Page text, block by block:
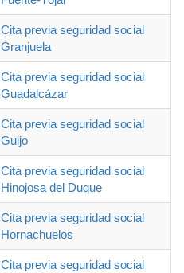
Cita previa seguridad social
Granjuela
Cita previa seguridad social
Guadalcázar
Cita previa seguridad social
Guijo
Cita previa seguridad social
Hinojosa del Duque
Cita previa seguridad social
Hornachuelos
Cita previa seguridad social